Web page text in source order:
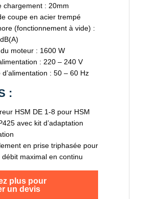
chargement : 20mm
coupe en acier trempé
(fonctionnement à vide) :
moteur : 1600 W
: 220 – 240 V
: 50 – 60 Hz
:
HSM DE 1-8 pour HSM
avec kit d’adaptation
en prise triphasée pour
maximal en continu
plus pour
un devis